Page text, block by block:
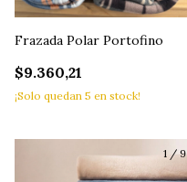
Frazada Polar Portofino
$9.360,21
¡Solo quedan 5 en stock!
1 /9